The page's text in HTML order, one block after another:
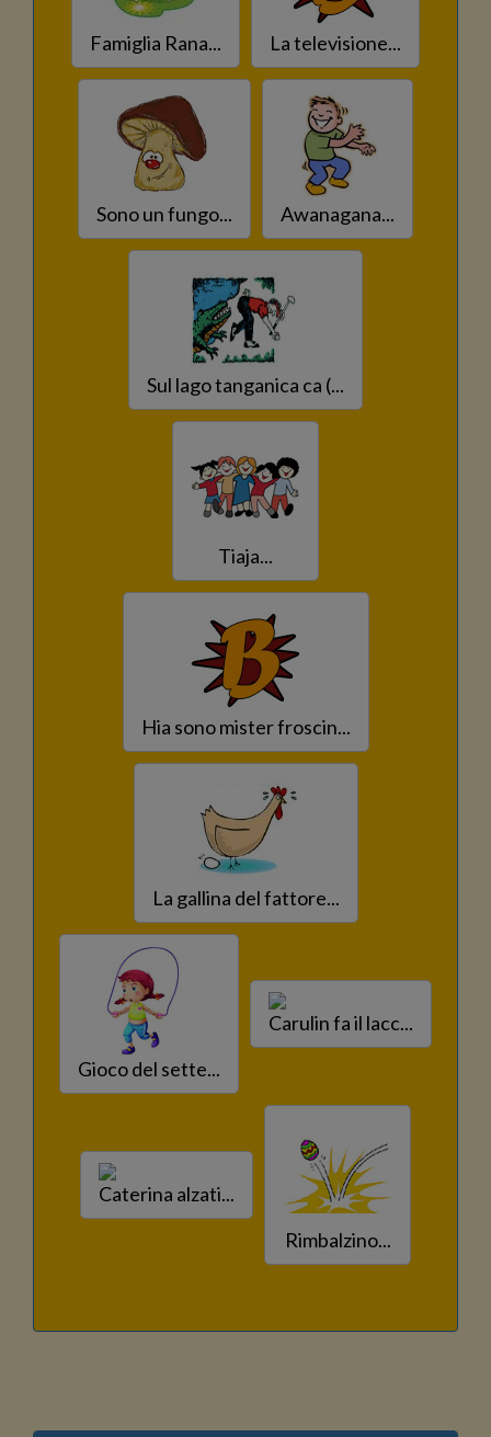
Famiglia Rana... La televisione...
Sono un fungo... Awanagana...
Sul lago tanganica ca (...
Tiaja...
Hia sono mister froscin...
La gallina del fattore...
Gioco del sette...
Carulin fa il lacc...
Caterina alzati...
Rimbalzino...